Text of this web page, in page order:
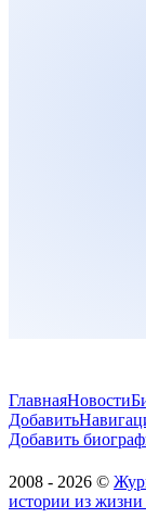
ГлавнаяНовости
Добавить
Добавить
2008 - 2026 ©
истории из